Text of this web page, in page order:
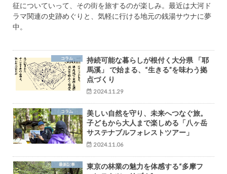
征についていって、その街を旅するのが楽しみ。最近は大河ド
ラマ関連の史跡めぐりと、気軽に行ける地元の銭湯サウナに夢
中。
コラム
持続可能な暮らしが根付く大分県 「耶
馬溪」 で始まる、“生きる”を味わう拠
点づくり
2024.11.29
コラム
美しい自然を守り、未来へつなぐ旅。
子どもから大人まで楽しめる「八ヶ岳
サステナブルフォレストツアー」
2024.11.06
最新記事
東京の林業の魅力を体感する“多摩フ